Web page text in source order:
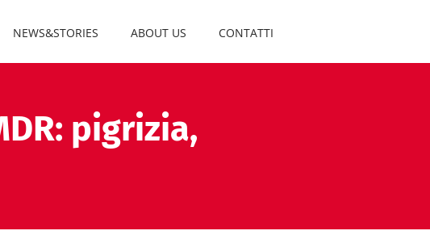
NEWS&STORIES ABOUT US CONTATTI
pigrizia,